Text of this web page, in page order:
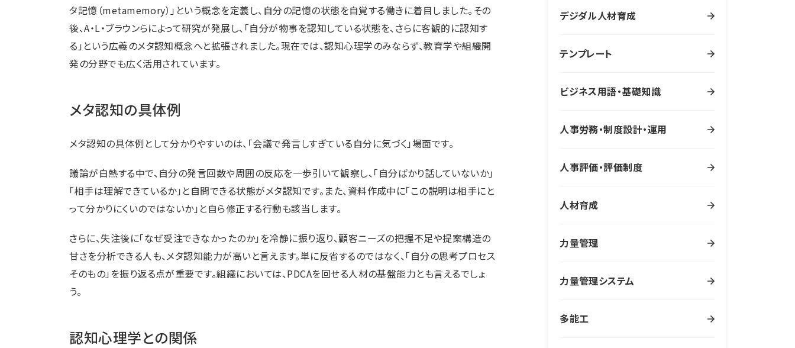
タ記憶（metamemory）」という概念を定義し、自分の記憶の状態を自覚する働きに着目しました。その
後、A・L・ブラウンらによって研究が発展し、「自分が物事を認知している状態を、さらに客観的に認知す
る」という広義のメタ認知概念へと拡張されました。現在では、認知心理学のみならず、教育学や組織開
発の分野でも広く活用されています。
メタ認知の具体例
メタ認知の具体例として分かりやすいのは、「会議で発言しすぎている自分に気づく」場面です。
議論が白熱する中で、自分の発言回数や周囲の反応を一歩引いて観察し、「自分ばかり話していないか」
「相手は理解できているか」と自問できる状態がメタ認知です。また、資料作成中に「この説明は相手にと
って分かりにくいのではないか」と自ら修正する行動も該当します。
さらに、失注後に「なぜ受注できなかったのか」を冷静に振り返り、顧客ニーズの把握不足や提案構造の
甘さを分析できる人も、メタ認知能力が高いと言えます。単に反省するのではなく、「自分の思考プロセス
そのもの」を振り返る点が重要です。組織においては、PDCAを回せる人材の基盤能力とも言えるでしょ
う。
認知心理学との関係
デジダル人材育成
テンプレート
ビジネス用語・基礎知識
人事労務・制度設計・運用
人事評価・評価制度
人材育成
力量管理
力量管理システム
多能工